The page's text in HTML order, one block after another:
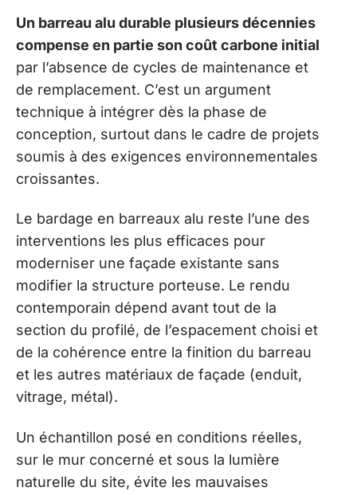
Un barreau alu durable plusieurs décennies
compense en partie son coût carbone initial
par l’absence de cycles de maintenance et
de remplacement. C’est un argument
technique à intégrer dès la phase de
conception, surtout dans le cadre de projets
soumis à des exigences environnementales
croissantes.
Le bardage en barreaux alu reste l’une des
interventions les plus efficaces pour
moderniser une façade existante sans
modifier la structure porteuse. Le rendu
contemporain dépend avant tout de la
section du profilé, de l’espacement choisi et
de la cohérence entre la finition du barreau
et les autres matériaux de façade (enduit,
vitrage, métal).
Un échantillon posé en conditions réelles,
sur le mur concerné et sous la lumière
naturelle du site, évite les mauvaises